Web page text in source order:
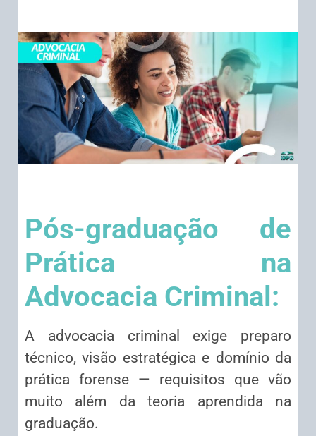
Pós-graduação de
Prática na
Advocacia Criminal:
A advocacia criminal exige preparo
técnico, visão estratégica e domínio da
prática forense — requisitos que vão
muito além da teoria aprendida na
graduação.